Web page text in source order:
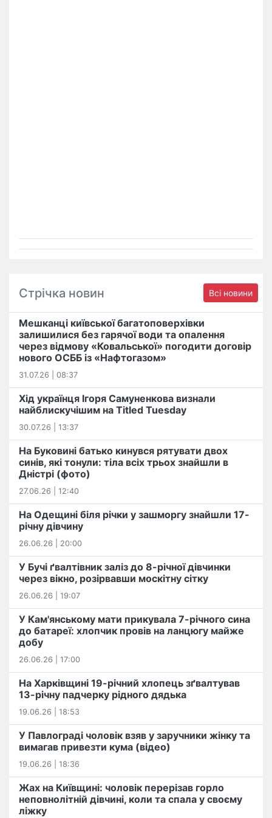
Стрічка новин Всі новини
Мешканці київської багатоповерхівки
залишилися без гарячої води та опалення
через відмову «Ковальської» погодити договір
нового ОСББ із «Нафтогазом»
31.07.26 | 08:37
Хід українця Ігоря Самуненкова визнали
найблискучішим на Titled Tuesday
30.07.26 | 13:37
На Буковині батько кинувся рятувати двох
синів, які тонули: тіла всіх трьох знайшли в
Дністрі (фото)
27.06.26 | 12:40
На Одещині біля річки у зашморгу знайшли 17-
річну дівчину
26.06.26 | 20:00
У Бучі ґвалтівник заліз до 8-річної дівчинки
через вікно, розірвавши москітну сітку
26.06.26 | 19:07
У Кам'янському мати прикувала 7-річного сина
до батареї: хлопчик провів на ланцюгу майже
добу
26.06.26 | 17:00
На Харківщині 19-річний хлопець​ ️зґвалтував
13-річну падчерку рідного дядька
19.06.26 | 18:53
У Павлограді чоловік взяв у заручники жінку та
вимагав привезти кума (відео)
19.06.26 | 18:36
Жах на Київщині: чоловік перерізав горло
неповнолітній дівчині, коли та спала у своєму
ліжку